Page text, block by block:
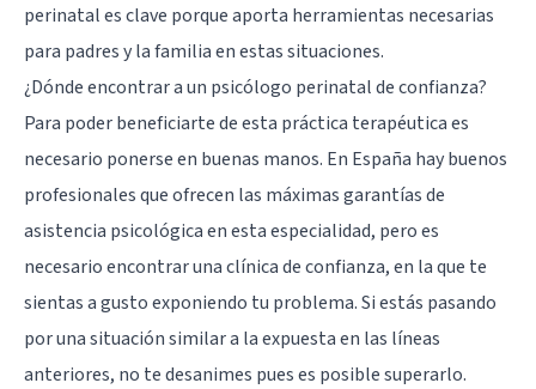
perinatal es clave porque aporta herramientas necesarias
para padres y la familia en estas situaciones.
¿Dónde encontrar a un psicólogo perinatal de confianza?
Para poder beneficiarte de esta práctica terapéutica es
necesario ponerse en buenas manos. En España hay buenos
profesionales que ofrecen las máximas garantías de
asistencia psicológica en esta especialidad, pero es
necesario encontrar una clínica de confianza, en la que te
sientas a gusto exponiendo tu problema. Si estás pasando
por una situación similar a la expuesta en las líneas
anteriores, no te desanimes pues es posible superarlo.